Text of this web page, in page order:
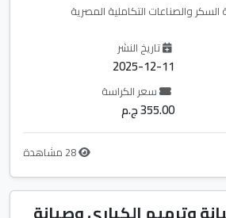
والصناعات التكاملية المصرية
تاريخ النشر
2025-12-11
سعر الكراسة
355.00 ج.م